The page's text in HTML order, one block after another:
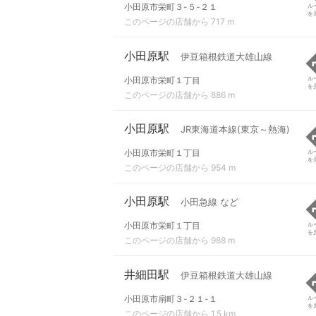
小田原市栄町３-５-２１
このページの店舗から 717 m
ル
を
小田原駅 伊豆箱根鉄道大雄山線
小田原市栄町１丁目
このページの店舗から 886 m
ル
を
小田原駅 JR東海道本線(東京～熱海)
小田原市栄町１丁目
このページの店舗から 954 m
ル
を
小田原駅 小田急線 など
小田原市栄町１丁目
このページの店舗から 988 m
ル
を
井細田駅 伊豆箱根鉄道大雄山線
小田原市扇町３-２１-１
このページの店舗から 1.5 km
ル
を